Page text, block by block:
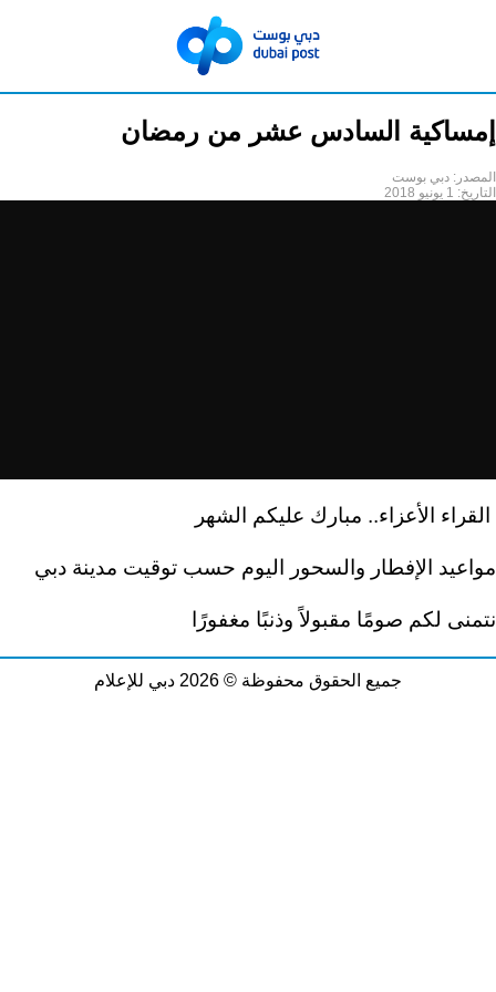
إمساكية السادس عشر من رمضان
المصدر: دبي بوست
التاريخ: 1 يونيو 2018
القراء الأعزاء.. مبارك عليكم الشهر
مواعيد الإفطار والسحور اليوم حسب توقيت مدينة دبي
نتمنى لكم صومًا مقبولاً وذنبًا مغفورًا
جميع الحقوق محفوظة © 2026 دبي للإعلام